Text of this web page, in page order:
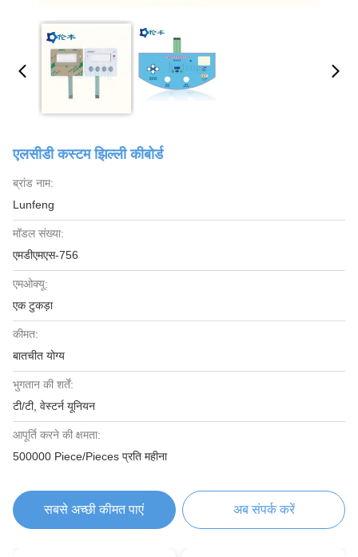
एलसीडी कस्टम झिल्ली कीबोर्ड
ब्रांड नाम:
Lunfeng
मॉडल संख्या:
एमडीएमएस-756
एमओक्यू:
एक टुकड़ा
कीमत:
बातचीत योग्य
भुगतान की शर्तें:
टी/टी, वेस्टर्न यूनियन
आपूर्ति करने की क्षमता:
500000 Piece/Pieces प्रति महीना
सबसे अच्छी कीमत पाएं अब संपर्क करें